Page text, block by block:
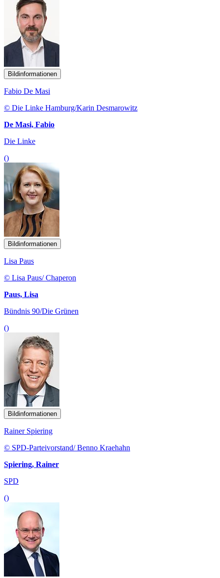
Bildinformationen
Fabio De Masi
© Die Linke Hamburg/Karin Desmarowitz
De Masi, Fabio
Die Linke
()
Bildinformationen
Lisa Paus
© Lisa Paus/ Chaperon
Paus, Lisa
Bündnis 90/Die Grünen
()
Bildinformationen
Rainer Spiering
© SPD-Parteivorstand/ Benno Kraehahn
Spiering, Rainer
SPD
()